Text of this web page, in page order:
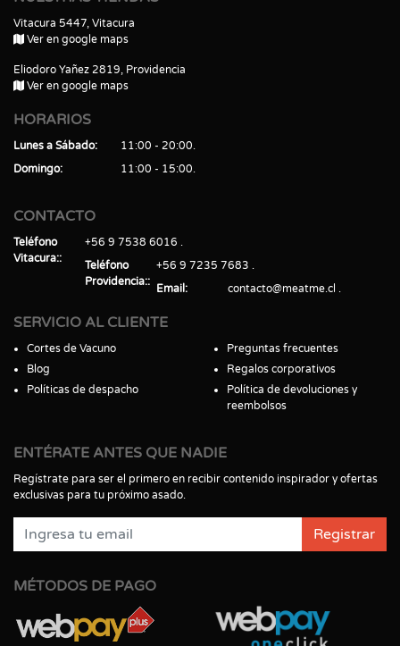
Vitacura 5447, Vitacura
Ver en google maps
Eliodoro Yañez 2819, Providencia
Ver en google maps
HORARIOS
Lunes a Sábado
11:00 - 20:00
Domingo
11:00 - 15:00
CONTACTO
Teléfono
Vitacura:
+56 9 7538 6016
Teléfono
Providencia:
+56 9 7235 7683
Email
contacto@meatme.cl
SERVICIO AL CLIENTE
Cortes de Vacuno
Blog
Políticas de despacho
Preguntas frecuentes
Regalos corporativos
Política de devoluciones y
reembolsos
ENTÉRATE ANTES QUE NADIE
Regístrate para ser el primero en recibir contenido inspirador y ofertas
exclusivas para tu próximo asado.
Registrar
MÉTODOS DE PAGO